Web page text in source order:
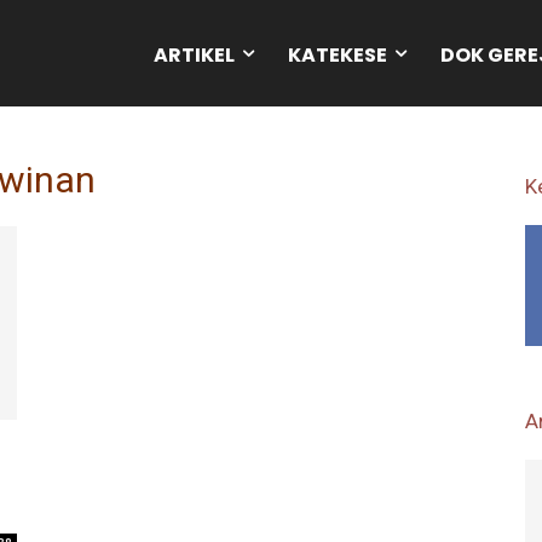
ARTIKEL KATEKESE DOK